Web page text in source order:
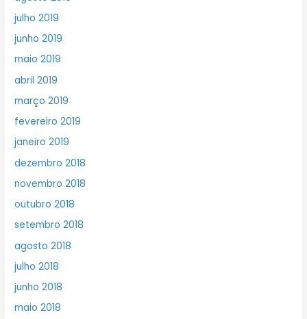
julho 2019
junho 2019
maio 2019
abril 2019
março 2019
fevereiro 2019
janeiro 2019
dezembro 2018
novembro 2018
outubro 2018
setembro 2018
agosto 2018
julho 2018
junho 2018
maio 2018